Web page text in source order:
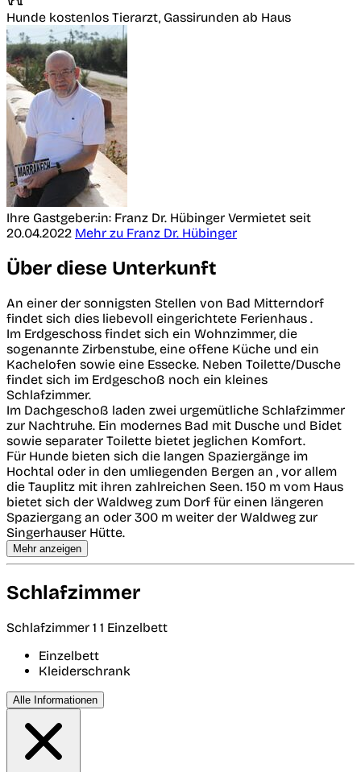
Hunde kostenlos Tierarzt, Gassirunden ab Haus
Ihre Gastgeber:in: Franz Dr. Hübinger Vermietet seit
20.04.2022 Mehr zu Franz Dr. Hübinger
Über diese Unterkunft
An einer der sonnigsten Stellen von Bad Mitterndorf
findet sich dies liebevoll eingerichtete Ferienhaus .
Im Erdgeschoss findet sich ein Wohnzimmer, die
sogenannte Zirbenstube, eine offene Küche und ein
Kachelofen sowie eine Essecke. Neben Toilette/Dusche
findet sich im Erdgeschoß noch ein kleines
Schlafzimmer.
Im Dachgeschoß laden zwei urgemütliche Schlafzimmer
zur Nachtruhe. Ein modernes Bad mit Dusche und Bidet
sowie separater Toilette bietet jeglichen Komfort.
Für Hunde bieten sich die langen Spaziergänge im
Hochtal oder in den umliegenden Bergen an , vor allem
die Tauplitz mit ihren zahlreichen Seen. 150 m vom Haus
bietet sich der Waldweg zum Dorf für einen längeren
Spaziergang an oder 300 m weiter der Waldweg zur
Singerhauser Hütte.
Mehr anzeigen
Schlafzimmer
Schlafzimmer 1 1 Einzelbett
Einzelbett
Kleiderschrank
Alle Informationen